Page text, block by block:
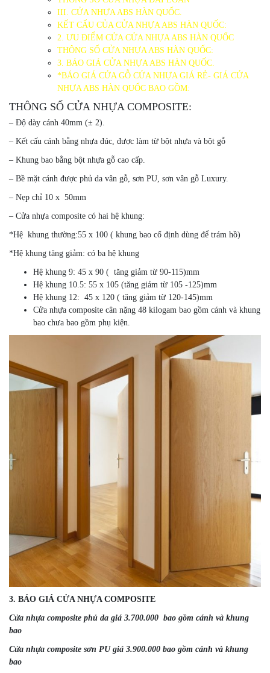
III. CỬA NHỰA ABS HÀN QUỐC.
KẾT CẤU CỦA CỬA NHỰA ABS HÀN QUỐC:
2. ƯU ĐIỂM CỬA CỬA NHỰA ABS HÀN QUỐC
THÔNG SỐ CỬA NHỰA ABS HÀN QUỐC:
3. BÁO GIÁ CỬA NHỰA ABS HÀN QUỐC.
*BÁO GIÁ CỬA GỖ CỬA NHỰA GIÁ RẺ- GIÁ CỬA
NHỰA ABS HÀN QUỐC BAO GỒM:
THÔNG SỐ CỬA NHỰA COMPOSITE:
– Độ dày cánh 40mm (± 2).
– Kết cấu cánh bằng nhựa đúc, được làm từ bột nhựa và bột gỗ
– Khung bao bằng bột nhựa gỗ cao cấp.
– Bề mặt cánh được phủ da vân gỗ, sơn PU, sơn vân gỗ Luxury.
– Nẹp chỉ 10 x 50mm
– Cửa nhựa composite có hai hệ khung:
*Hệ khung thường:55 x 100 ( khung bao cố định dùng để trám hồ)
*Hệ khung tăng giảm: có ba hệ khung
Hệ khung 9: 45 x 90 ( tăng giảm từ 90-115)mm
Hệ khung 10.5: 55 x 105 (tăng giảm từ 105 -125)mm
Hệ khung 12: 45 x 120 ( tăng giảm từ 120-145)mm
Cửa nhựa composite cân nặng 48 kilogam bao gồm cánh và khung
bao chưa bao gồm phụ kiện.
3. BÁO GIÁ CỬA NHỰA COMPOSITE
Cửa nhựa composite phủ da giá 3.700.000 bao gồm cánh và khung
bao
Cửa nhựa composite sơn PU giá 3.900.000 bao gồm cánh và khung
bao